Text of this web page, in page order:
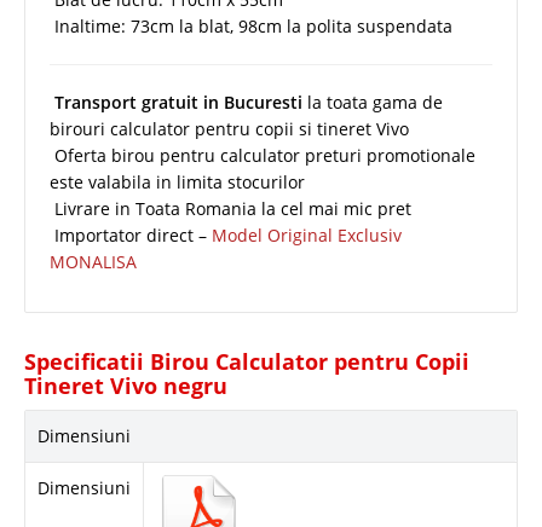
Inaltime: 73cm la blat, 98cm la polita suspendata
Transport gratuit in Bucuresti la toata gama de
birouri calculator pentru copii si tineret Vivo
Oferta birou pentru calculator preturi promotionale
este valabila in limita stocurilor
Livrare in Toata Romania la cel mai mic pret
Importator direct – Model Original Exclusiv
MONALISA
Specificatii Birou Calculator pentru Copii
Tineret Vivo negru
Dimensiuni
Dimensiuni